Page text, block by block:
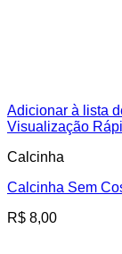
Adicionar à lista
Visualização
Calcinha
Calcinha Sem
R$ 8,00